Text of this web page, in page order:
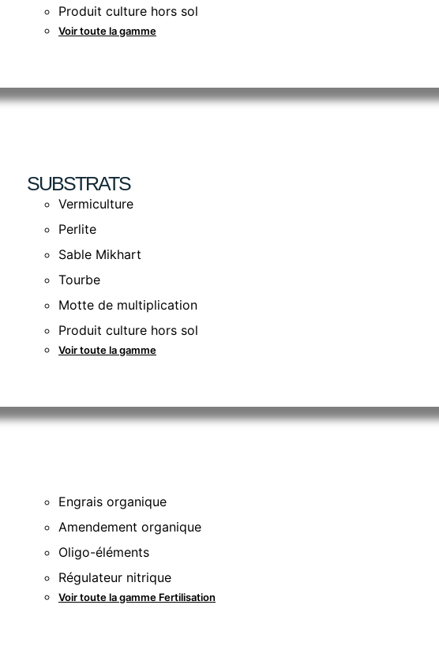
Produit culture hors sol
Voir toute la gamme
SUBSTRATS
Vermiculture
Perlite
Sable Mikhart
Tourbe
Motte de multiplication
Produit culture hors sol
Voir toute la gamme
Engrais organique
Amendement organique
Oligo-éléments
Régulateur nitrique
Voir toute la gamme Fertilisation